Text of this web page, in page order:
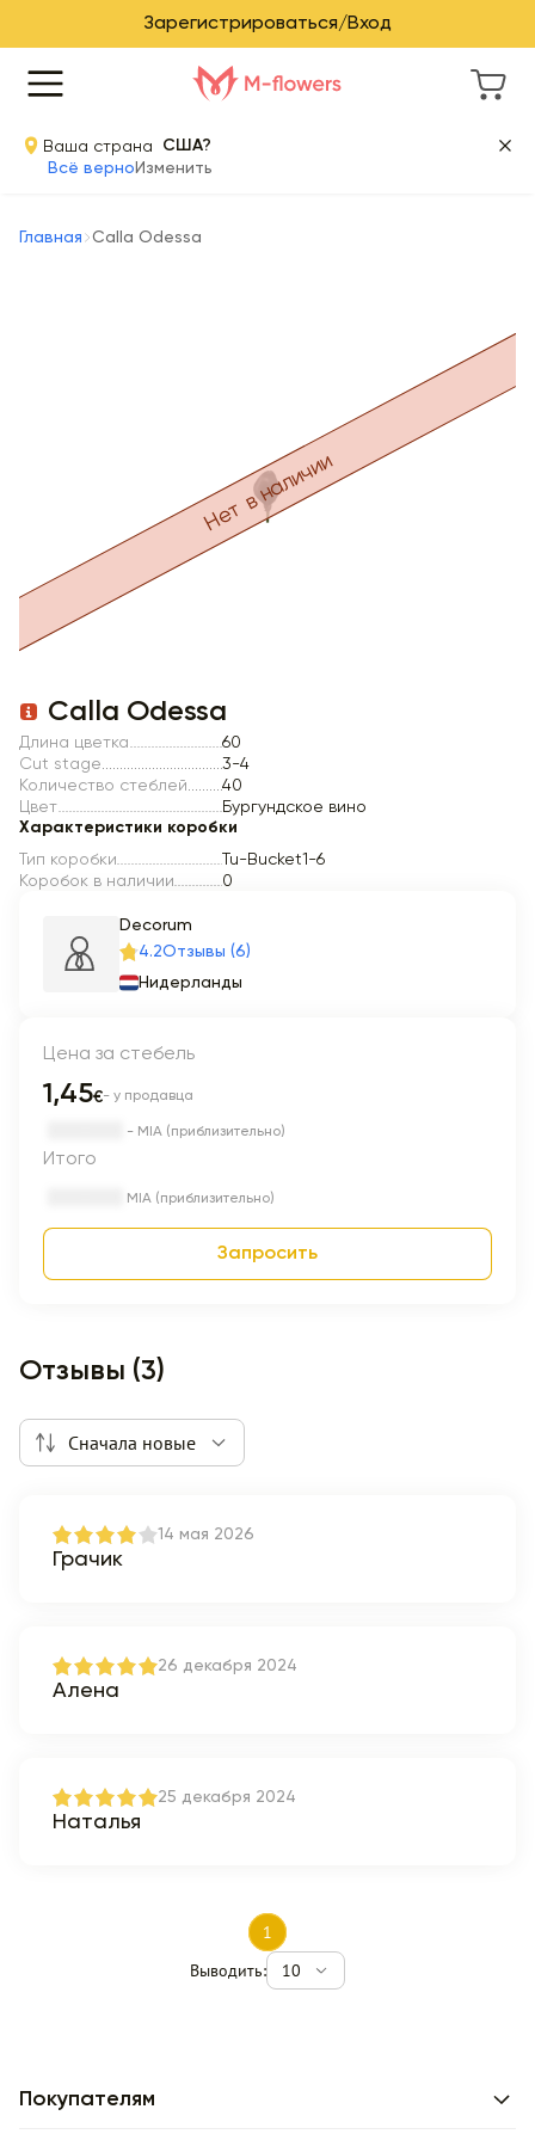
Зарегистрироваться/Вход
Ваша страна
США?
Всё верно Изменить
Главная Calla Odessa
Item 1 of 1
Нет в наличии
Calla Odessa
Длина цветка
60
Cut stage
3-4
Количество стеблей
40
Цвет
Бургундское вино
Характеристики коробки
Тип коробки
Tu-Bucket1-6
Коробок в наличии
0
Decorum
4.2Отзывы (6)
Нидерланды
Цена за стебель
1,45€- у продавца
- MIA (приблизительно)
Итого
MIA (приблизительно)
Запросить
Отзывы (3)
Сначала новые
14 мая 2026
Грачик
26 декабря 2024
Алена
25 декабря 2024
Наталья
1
Выводить:
10
Покупателям